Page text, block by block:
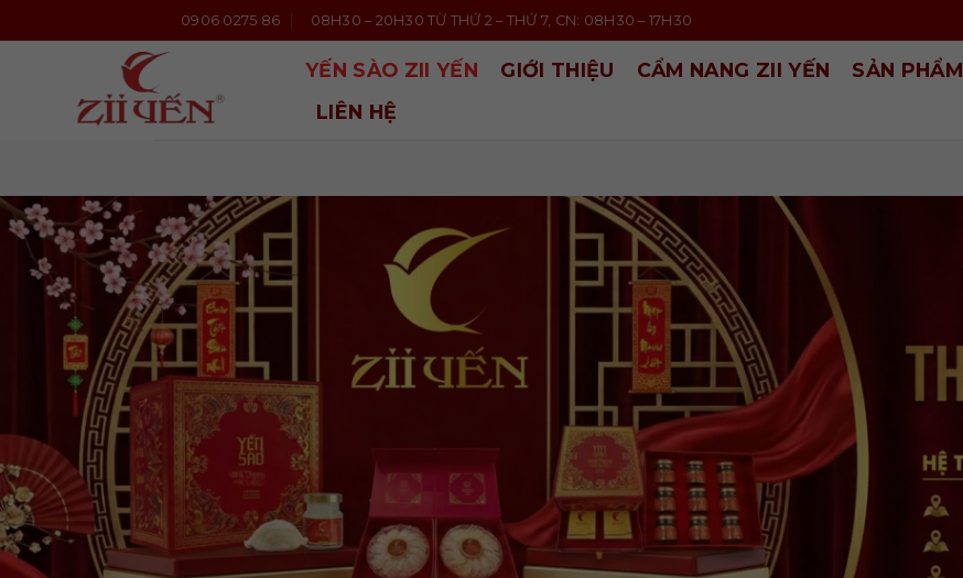
qua
0906 0275 86 08H30 – 20H30 TỪ THỨ 2 – THỨ 7, CN: 08H30 – 17H30
YẾN SÀO ZII YẾN GIỚI THIỆU CẨM NANG ZII YẾN SẢN PHẨM
LIÊN HỆ